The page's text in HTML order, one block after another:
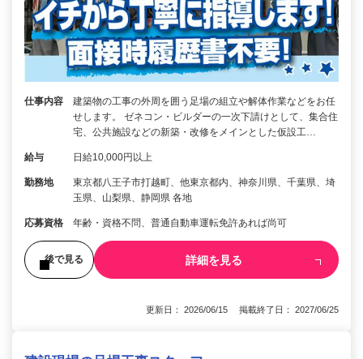
仕事内容
建築物の工事の外周を囲う足場の組立や解体作業などをお任
せします。 ゼネコン・ビルダーの一次下請けとして、集合住
宅、公共施設などの新築・改修をメインとした仮設工…
給与 日給10,000円以上
勤務地
東京都八王子市打越町、他東京都内、神奈川県、千葉県、埼
玉県、山梨県、静岡県 各地
応募資格 年齢・資格不問、普通自動車運転免許あれば尚可
後で見る 詳細を見る
更新日： 2026/06/15 掲載終了日： 2027/06/25